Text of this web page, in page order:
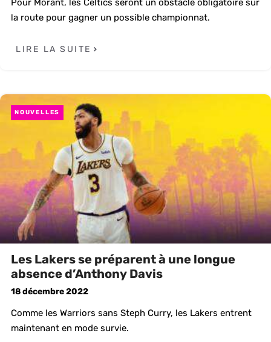
Pour Morant, les Celtics seront un obstacle obligatoire sur
la route pour gagner un possible championnat.
LIRE LA SUITE
NOUVELLES
Les Lakers se préparent à une longue
absence d’Anthony Davis
18 décembre 2022
Comme les Warriors sans Steph Curry, les Lakers entrent
maintenant en mode survie.